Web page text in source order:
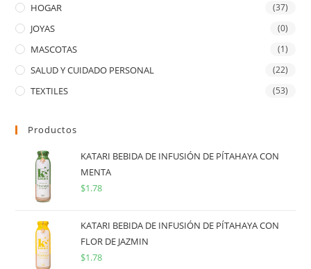
HOGAR (37)
JOYAS (0)
MASCOTAS (1)
SALUD Y CUIDADO PERSONAL (22)
TEXTILES (53)
Productos
KATARI BEBIDA DE INFUSIÓN DE PÍTAHAYA CON
MENTA
$1.78
KATARI BEBIDA DE INFUSIÓN DE PÍTAHAYA CON
FLOR DE JAZMIN
$1.78